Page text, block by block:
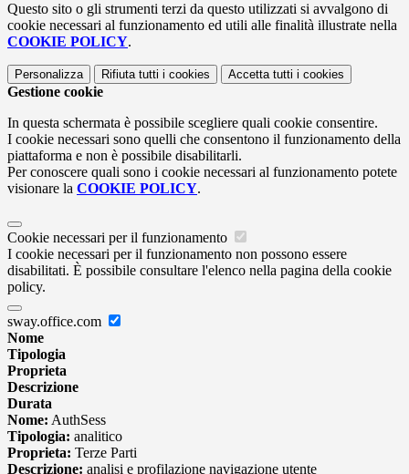
Questo sito o gli strumenti terzi da questo utilizzati si avvalgono di
cookie necessari al funzionamento ed utili alle finalità illustrate nella
COOKIE POLICY.
Personalizza Rifiuta tutti i cookies Accetta tutti i cookies
Gestione cookie
In questa schermata è possibile scegliere quali cookie consentire.
I cookie necessari sono quelli che consentono il funzionamento della
piattaforma e non è possibile disabilitarli.
Per conoscere quali sono i cookie necessari al funzionamento potete
visionare la COOKIE POLICY.
Cookie necessari per il funzionamento
I cookie necessari per il funzionamento non possono essere
disabilitati. È possibile consultare l'elenco nella pagina della cookie
policy.
sway.office.com
Nome
Tipologia
Proprieta
Descrizione
Durata
Nome: AuthSess
Tipologia: analitico
Proprieta: Terze Parti
Descrizione: analisi e profilazione navigazione utente